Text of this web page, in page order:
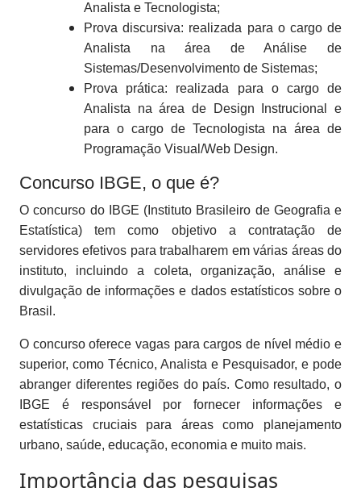
Analista e Tecnologista;
Prova discursiva: realizada para o cargo de
Analista na área de Análise de
Sistemas/Desenvolvimento de Sistemas;
Prova prática: realizada para o cargo de
Analista na área de Design Instrucional e
para o cargo de Tecnologista na área de
Programação Visual/Web Design.
Concurso IBGE, o que é?
O concurso do IBGE (Instituto Brasileiro de Geografia e
Estatística) tem como objetivo a contratação de
servidores efetivos para trabalharem em várias áreas do
instituto, incluindo a coleta, organização, análise e
divulgação de informações e dados estatísticos sobre o
Brasil.
O concurso oferece vagas para cargos de nível médio e
superior, como Técnico, Analista e Pesquisador, e pode
abranger diferentes regiões do país. Como resultado, o
IBGE é responsável por fornecer informações e
estatísticas cruciais para áreas como planejamento
urbano, saúde, educação, economia e muito mais.
Importância das pesquisas